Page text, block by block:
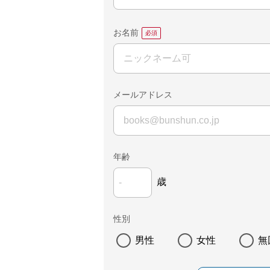
お名前
メールアドレス
年齢
歳
性別
男性 女性 無